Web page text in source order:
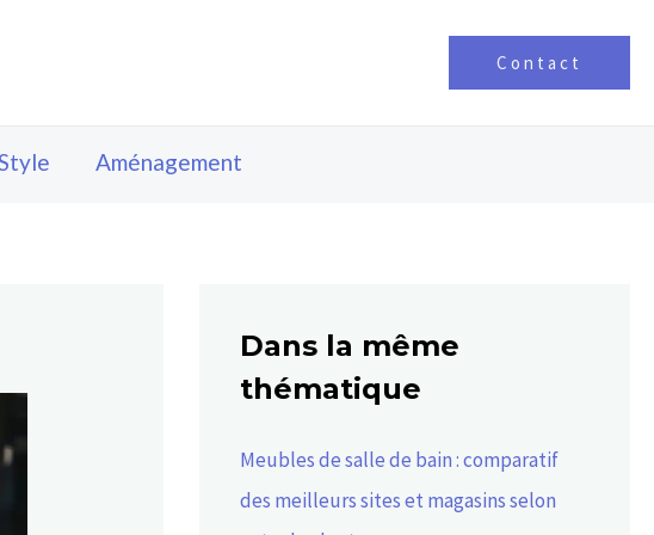
Contact
Aménagement
Dans la même
thématique
Meubles de salle de bain : comparatif
des meilleurs sites et magasins selon